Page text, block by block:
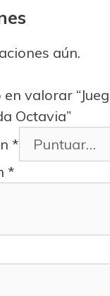
aún.
valorar
Octavia”
*
*